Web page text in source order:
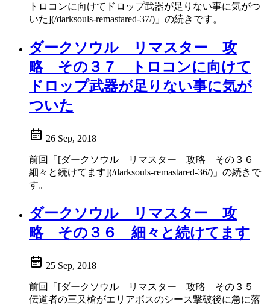
トロコンに向けてドロップ武器が足りない事に気がつ
いた](/darksouls-remastared-37/)」の続きです。
ダークソウル リマスター 攻
略 その３７ トロコンに向けて
ドロップ武器が足りない事に気が
ついた
26 Sep, 2018
前回「[ダークソウル リマスター 攻略 その３６
細々と続けてます](/darksouls-remastared-36/)」の続きで
す。
ダークソウル リマスター 攻
略 その３６ 細々と続けてます
25 Sep, 2018
前回「[ダークソウル リマスター 攻略 その３５
伝道者の三又槍がエリアボスのシース撃破後に急に落